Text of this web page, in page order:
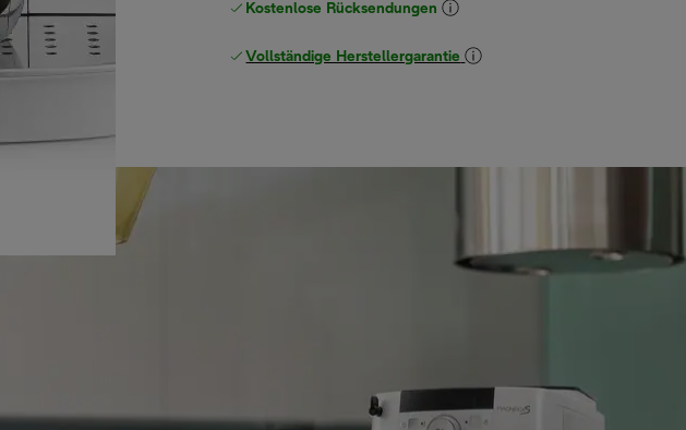
Kostenlose Rücksendungen
Vollständige Herstellergarantie